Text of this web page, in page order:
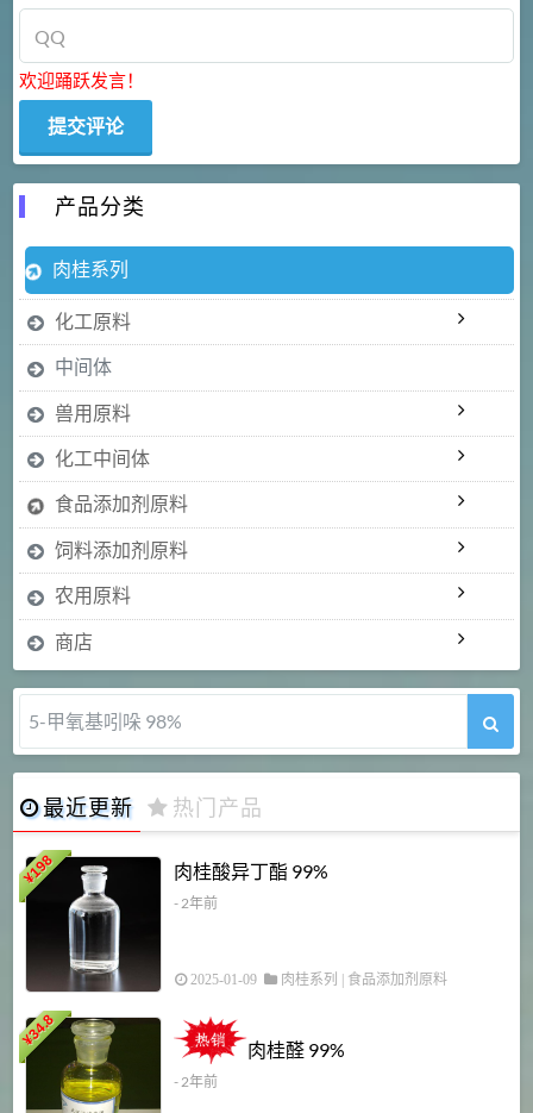
欢迎踊跃发言！
产品分类
肉桂系列
化工原料
中间体
兽用原料
化工中间体
食品添加剂原料
饲料添加剂原料
农用原料
商店
5-甲氧基吲哚 98%
最近更新 热门产品
¥
198 肉桂酸异丁酯 99%
- 2年前
2025-01-09 肉桂系列 食品添加剂原料
¥
34.8
肉桂醛 99%
- 2年前